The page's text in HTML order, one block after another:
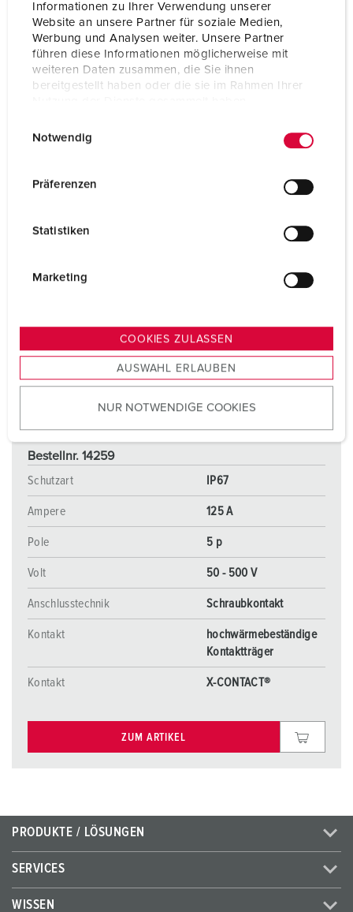
Informationen zu Ihrer Verwendung unserer
Website an unsere Partner für soziale Medien,
Werbung und Analysen weiter. Unsere Partner
führen diese Informationen möglicherweise mit
weiteren Daten zusammen, die Sie ihnen
bereitgestellt haben oder die sie im Rahmen Ihrer
s
u
w
Notwendig
Präferenzen
Statistiken
Marketing
COOKIES ZULASSEN
AUSWAHL ERLAUBEN
NUR NOTWENDIGE COOKIES
ZUM ARTIKEL
Bestellnr. 14259
Schutzart
IP67
Ampere 125 A
Pole 5 p
Volt 50 - 500 V
Anschlusstechnik Schraubkontakt
Kontakt
hochwärmebeständige
Kontaktträger
Kontakt X-CONTACT®
ZUM ARTIKEL
PRODUKTE / LÖSUNGEN
SERVICES
WISSEN